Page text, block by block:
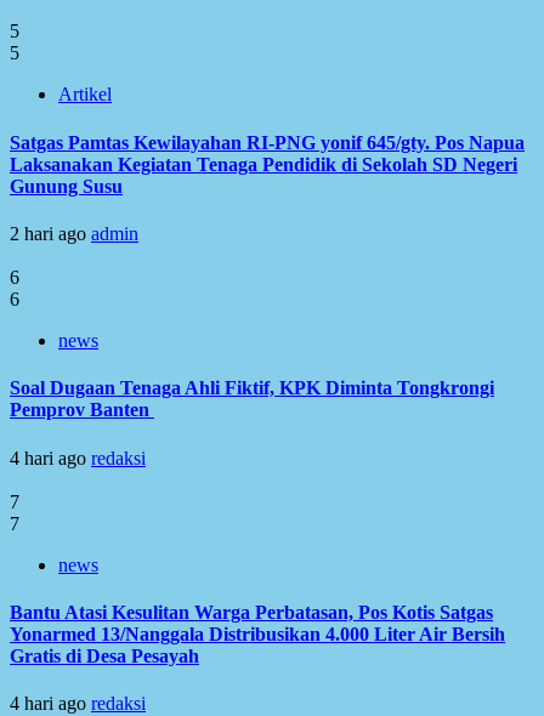
5
5
Artikel
Satgas Pamtas Kewilayahan RI-PNG yonif 645/gty. Pos Napua
Laksanakan Kegiatan Tenaga Pendidik di Sekolah SD Negeri
Gunung Susu
2 hari ago admin
6
6
news
Soal Dugaan Tenaga Ahli Fiktif, KPK Diminta Tongkrongi
Pemprov Banten
4 hari ago redaksi
7
7
news
Bantu Atasi Kesulitan Warga Perbatasan, Pos Kotis Satgas
Yonarmed 13/Nanggala Distribusikan 4.000 Liter Air Bersih
Gratis di Desa Pesayah
4 hari ago redaksi